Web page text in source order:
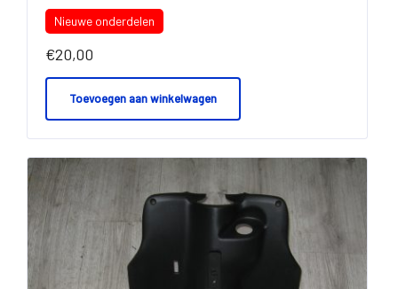
Nieuwe onderdelen
€20,00
Toevoegen aan winkelwagen